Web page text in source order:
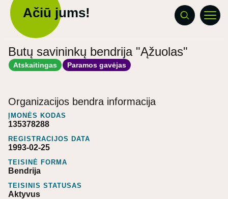
Ačiū jums!
Butų savininkų bendrija "Ąžuolas"
Atskaitingas Paramos gavėjas
Organizacijos bendra informacija
ĮMONĖS KODAS
135378288
REGISTRACIJOS DATA
1993-02-25
TEISINĖ FORMA
Bendrija
TEISINIS STATUSAS
Aktyvus